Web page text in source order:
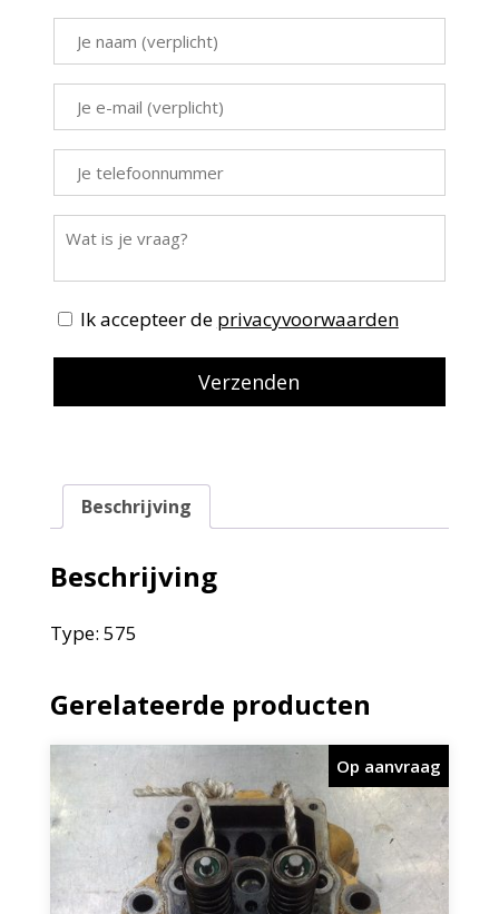
Ik accepteer de privacyvoorwaarden
Beschrijving
Beschrijving
Type: 575
Gerelateerde producten
Op aanvraag